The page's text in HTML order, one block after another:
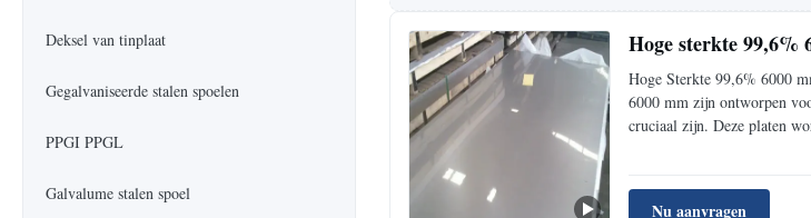
Deksel van tinplaat
Gegalvaniseerde stalen spoelen
PPGI PPGL
Galvalume stalen spoel
Hoge sterkte
Hoge Sterkte 99,6% 6000
6000 mm zijn ontworpen
cruciaal zijn. Deze platen
Nu aanvragen